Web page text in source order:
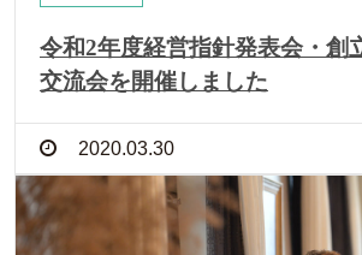
令和2年度経営指針発表会・創
交流会を開催しました
2020.03.30